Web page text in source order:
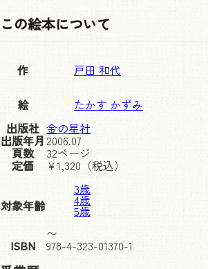
この絵本について
作 戸田 和代
絵
たかす かずみ
出版社 金の星社
出版年月 2006.07
頁数 32ページ
定価 ¥1,320 （税込）
対象年齢
3歳
4歳
5歳
〜
ISBN 978-4-323-01370-1